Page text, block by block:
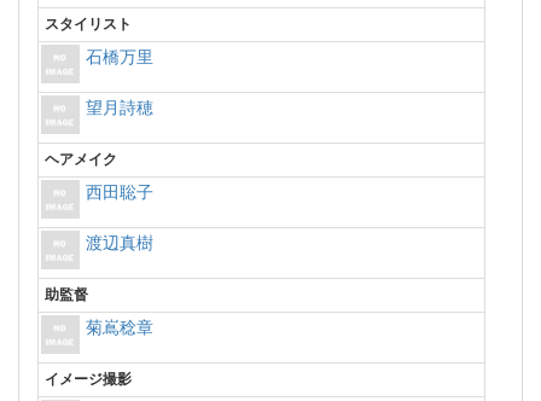
スタイリスト
石橋万里
望月詩穂
ヘアメイク
西田聡子
渡辺真樹
助監督
菊嶌稔章
イメージ撮影